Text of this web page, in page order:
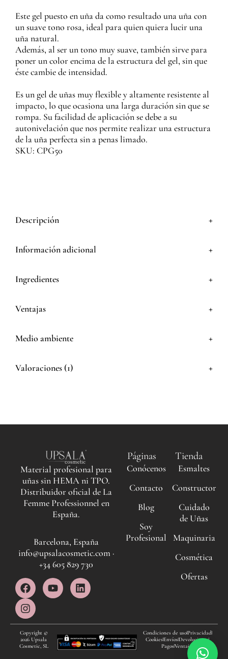
Este gel puesto en uña da como resultado una uña con
un suave tono rosa, ideal para quien quiera lucir una
uña natural.
Además, al ser un tono muy suave, también sirve para
poner un color encima de la estructura del gel, sin que
éste cambie de intensidad.
Es un gel de uñas muy flexible y altamente resistente al
impacto, lo que ocasiona una larga duración sin que se
rompa. Su facilidad de aplicación se debe a su
autonivelación que nos permite realizar una estructura
de la uña perfecta sin a penas limado.
SKU: CPG50
Descripción +
Información adicional +
Ingredientes +
Ventajas +
Medio ambiente +
Valoraciones (1) +
Material profesional para
uñas sin HEMA ni TPO.
Distribuidor oficial de La
Femme Professionnel en
España.
Barcelona, España
info@upsalacosmetic.com ·
+34 605 829 730
F
a
c
e
b
o
o
Y
o
u
b
L
i
e
d
i
n
I
n
s
t
a
g
r
Páginas
Conócenos
Contacto
Blog
Soy
Profesional
Tienda
Esmaltes
Constructor
Cuidado
de Uñas
Maquinaria
Cosmética
Ofertas
Copyright ©
2026 Upsala
Cosmetic, SL
Condiciones de usoPrivacidad
CookiesEnvíosDevoluciones
PagosVentajas